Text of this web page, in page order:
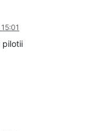
pilotii